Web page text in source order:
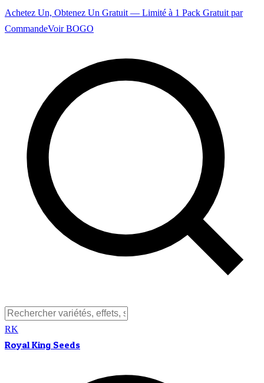
Achetez Un, Obtenez Un Gratuit — Limité à 1 Pack Gratuit par
CommandeVoir BOGO
RK
Royal King Seeds